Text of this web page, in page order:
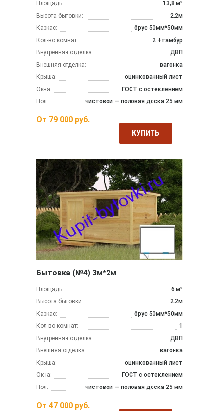
Площадь:
13,8 м²
Высота бытовки:
2.2м
Каркас:
брус 50мм*50мм
Кол-во комнат:
2 +тамбур
Внутренняя отделка:
ДВП
Внешняя отделка:
вагонка
Крыша:
оцинкованный лист
Окна:
ГОСТ с остеклением
Пол:
чистовой — половая доска 25 мм
От 79 000 руб.
КУПИТЬ
Бытовка (№4) 3м*2м
Площадь:
6 м²
Высота бытовки:
2.2м
Каркас:
брус 50мм*50мм
Кол-во комнат:
1
Внутренняя отделка:
ДВП
Внешняя отделка:
вагонка
Крыша:
оцинкованный лист
Окна:
ГОСТ с остеклением
Пол:
чистовой — половая доска 25 мм
От 47 000 руб.